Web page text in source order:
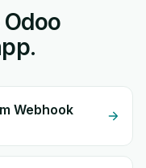
Webhook